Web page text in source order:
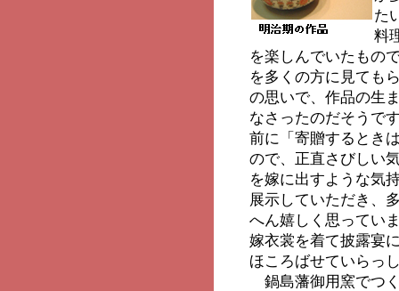
た
料
を楽しんでいたもの
を多くの方に見ても
の思いで、作品の生
なさったのだそうで
前に「寄贈するとき
ので、正直さびしい
を嫁に出すような気
展示していただき、
へん嬉しく思ってい
嫁衣裳を着て披露宴
ほころばせていらっ
鍋島藩御用窯でつ